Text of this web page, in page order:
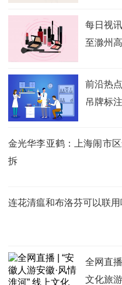
每日视
至滁州
前沿热
吊牌标
金光华李亚鹤：上海闹市
拆
连花清瘟和布洛芬可以联用
全网直
文化旅